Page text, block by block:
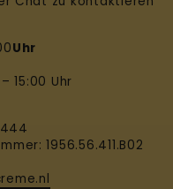
Uhr
15:00 Uhr
1956.56.411.B02